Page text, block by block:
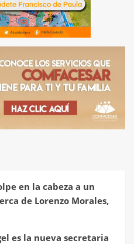
en la cabeza a un
de Lorenzo Morales,
es la nueva secretaria